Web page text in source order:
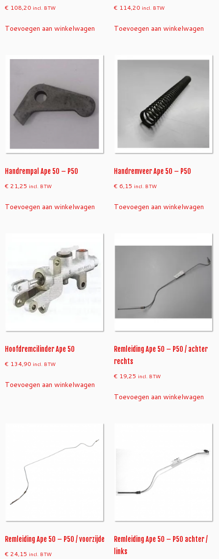
€ 108,20 incl. BTW
Toevoegen aan winkelwagen
€ 114,20 incl. BTW
Toevoegen aan winkelwagen
Handrempal Ape 50 – P50
€ 21,25 incl. BTW
Toevoegen aan winkelwagen
Handremveer Ape 50 – P50
€ 6,15 incl. BTW
Toevoegen aan winkelwagen
Hoofdremcilinder Ape 50
€ 134,90 incl. BTW
Toevoegen aan winkelwagen
Remleiding Ape 50 – P50 / achter
rechts
€ 19,25 incl. BTW
Toevoegen aan winkelwagen
Remleiding Ape 50 – P50 / voorzijde
€ 24,15 incl. BTW
Remleiding Ape 50 – P50 achter /
links